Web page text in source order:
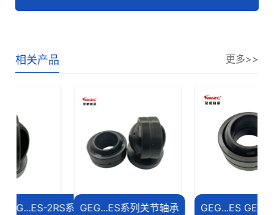
相关产品 更多>>
系列GEG...ES系列关节轴承 GEG...ES GEG...ES-2RS系列